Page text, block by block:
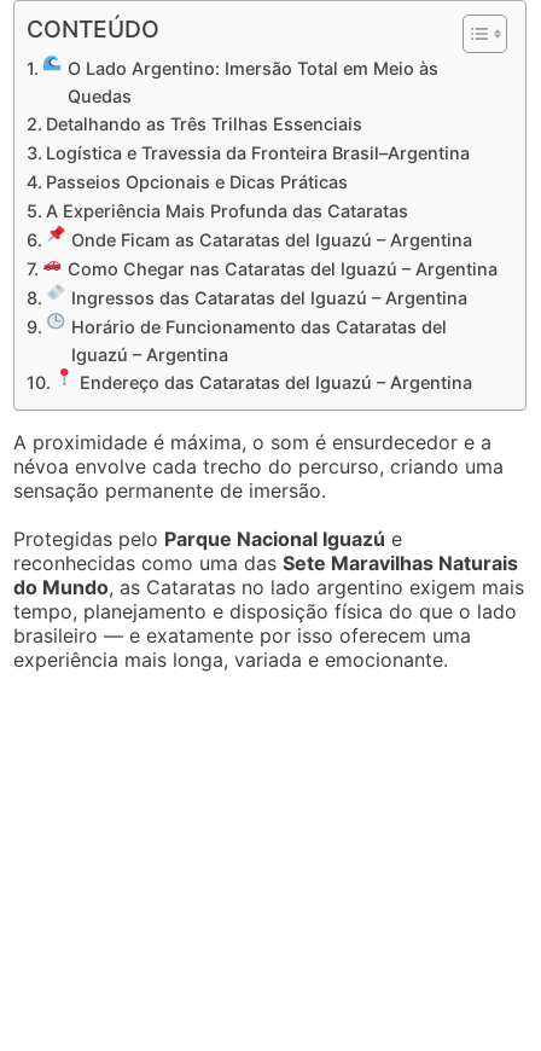
CONTEÚDO
O Lado Argentino: Imersão Total em Meio às
Quedas
Detalhando as Três Trilhas Essenciais
Logística e Travessia da Fronteira Brasil–Argentina
Passeios Opcionais e Dicas Práticas
A Experiência Mais Profunda das Cataratas
Onde Ficam as Cataratas del Iguazú – Argentina
Como Chegar nas Cataratas del Iguazú – Argentina
Ingressos das Cataratas del Iguazú – Argentina
Horário de Funcionamento das Cataratas del
Iguazú – Argentina
Endereço das Cataratas del Iguazú – Argentina
A proximidade é máxima, o som é ensurdecedor e a
névoa envolve cada trecho do percurso, criando uma
sensação permanente de imersão.
Protegidas pelo Parque Nacional Iguazú e
reconhecidas como uma dasSete Maravilhas Naturais
do Mundo, as Cataratas no lado argentino exigem mais
tempo, planejamento e disposição física do que o lado
brasileiro — e exatamente por isso oferecem uma
experiência mais longa, variada e emocionante.